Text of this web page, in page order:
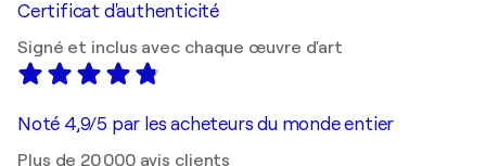
Certificat d'authenticité
Signé et inclus avec chaque œuvre d'art
Noté 4,9/5 par les acheteurs du monde entier
Plus de 20 000 avis clients